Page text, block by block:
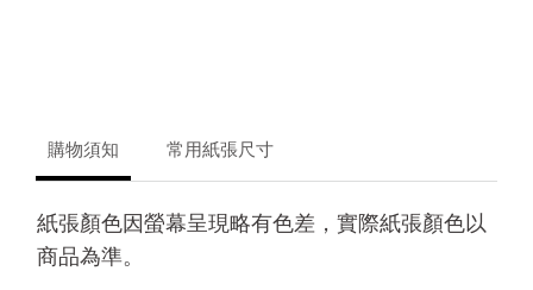
購物須知 常用紙張尺寸
紙張顏色因螢幕呈現略有色差，實際紙張顏色以
商品為準。